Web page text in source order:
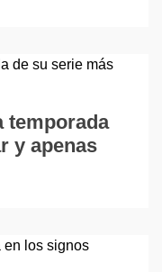
temporada
y apenas